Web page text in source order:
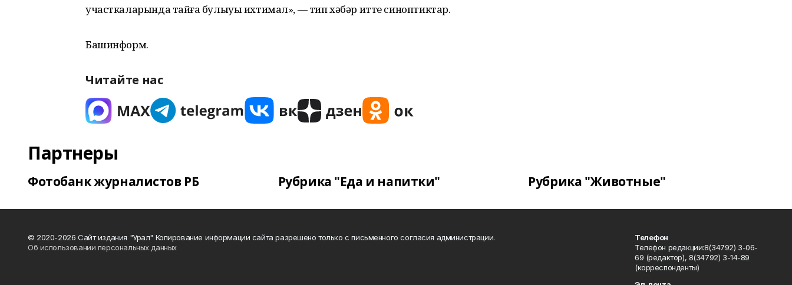
участкаларында тайғаҡ булыуы ихтимал», — тип хәбәр итте синоптиктар.
Башинформ.
Читайте нас
Партнеры
Фотобанк журналистов РБ Рубрика "Еда и напитки" Рубрика "Животные"
© 2020-2026 Сайт издания "Урал" Копирование информации сайта разрешено только с письменного согласия администрации.
Об использовании персональных данных
Телефон
Телефон редакции:8(34792) 3-06-
69 (редактор), 8(34792) 3-14-89
(корреспонденты)